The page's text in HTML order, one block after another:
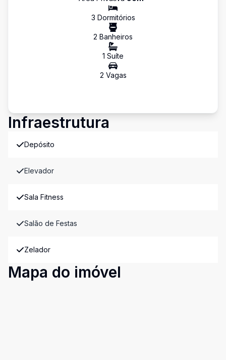
3 Dormitórios
2 Banheiros
1 Suíte
2 Vagas
Infraestrutura
Depósito
Elevador
Sala Fitness
Salão de Festas
Zelador
Mapa do imóvel